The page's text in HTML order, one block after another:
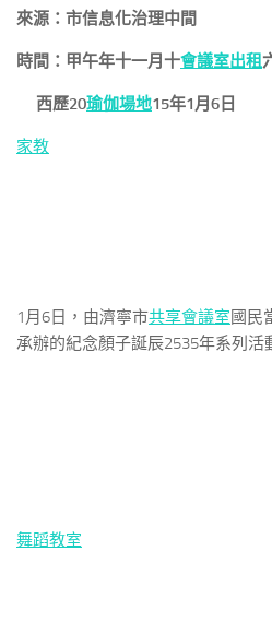
來源：市信息化治理中間
時間：甲午年十一月十會議室出租
西歷20瑜伽場地15年1月6日
家教
1月6日，由濟寧市共享會議室國民
承辦的紀念顏子誕辰2535年系列活
舞蹈教室